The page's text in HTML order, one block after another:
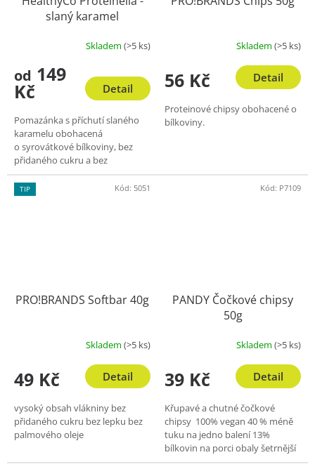
slaný karamel
produktu
je
4,0
5
hvězdiček.
Skladem(>5 ks)
od 149
Kč Detail
Pomazánka s příchutí slaného
karamelu obohacená
o syrovátkové bílkoviny, bez
přidaného cukru a bez
palmového oleje.
Skladem (>5 ks)
56 Kč Detail
Proteinové chipsy obohacené o
bílkoviny.
TIP
PRO!BRANDS Softbar 40g
Skladem (>5 ks)
49 Kč Detail
vysoký obsah vlákniny bez
přidaného cukru bez lepku bez
palmového oleje
Kód: 5051
PANDY Čočkové chipsy
50g
Skladem (>5 ks)
39 Kč Detail
Křupavé a chutné čočkové
chipsy 100% vegan 40 % méně
tuku na jedno balení 13%
bílkovin na porci obaly šetrnější
k životnímu prostředí
Kód: P7109